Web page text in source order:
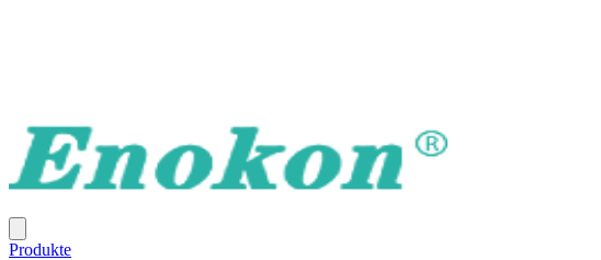
Produkte